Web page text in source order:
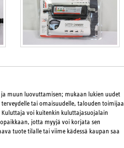
muun luovuttamisen; mukaan lukien uudet
tai omaisuudelle, talouden toimijaa
voi kuitenkin kuluttajasuojalain
jotta myyjä voi korjata sen
tuote tilalle tai viime kädessä kaupan saa